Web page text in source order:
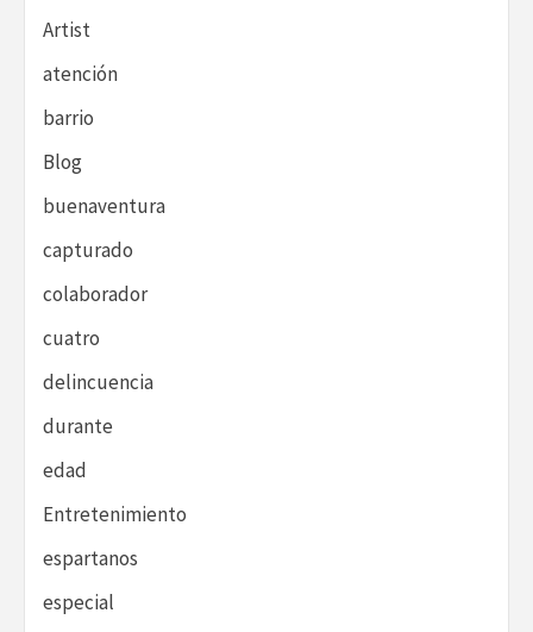
Artist
atención
barrio
Blog
buenaventura
capturado
colaborador
cuatro
delincuencia
durante
edad
Entretenimiento
espartanos
especial